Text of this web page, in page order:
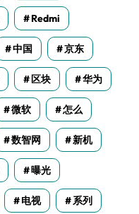
Redmi
中国 京东
区块 华为
微软 怎么
数智网 新机
曝光
电视 系列